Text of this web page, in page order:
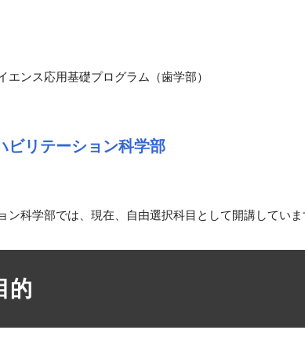
エンス応用基礎プログラム（歯学部）
ビリテーション科学部
ン科学部では、現在、自由選択科目として開講してい
的